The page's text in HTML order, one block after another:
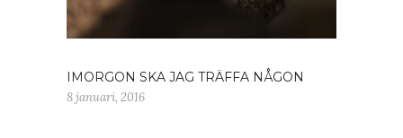
IMORGON SKA JAG TRÄFFA NÅGON
8 januari, 2016